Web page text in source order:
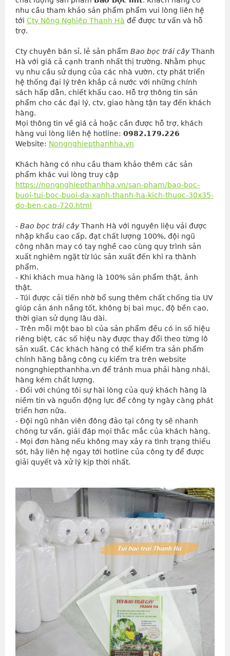
nhu cầu tham khảo sản phẩm phẩm vui lòng liên hệ
tới Cty Nông Nghiệp Thanh Hà để được tư vấn và hỗ
trợ.
Cty chuyên bán sỉ, lẻ sản phẩm Bao bọc trái cây Thanh
Hà với giá cả cạnh tranh nhất thị trường. Nhằm phục
vụ nhu cầu sử dụng của các nhà vườn, cty phát triển
hệ thống đại lý trên khắp cả nước với những chính
sách hấp dẫn, chiết khấu cao. Hỗ trợ thông tin sản
phẩm cho các đại lý, ctv, giao hàng tận tay đến khách
hàng.
Mọi thông tin về giá cả hoặc cần được hỗ trợ, khách
hàng vui lòng liên hệ hotline: 0982.179.226
Website: Nongnghiepthanhha.vn
Khách hàng có nhu cầu tham khảo thêm các sản
phẩm khác vui lòng truy cập
https://nongnghiepthanhha.vn/san-pham/bao-boc-
buoi-tui-boc-buoi-da-xanh-thanh-ha-kich-thuoc-30x35-
do-ben-cao-720.html
- Bao bọc trái cây Thanh Hà với nguyên liệu vải được
nhập khẩu cao cấp, đạt chất lượng 100%, đội ngũ
công nhân may có tay nghề cao cùng quy trình sản
xuất nghiêm ngặt từ lúc sản xuất đến khi ra thành
phẩm.
- Khi khách mua hàng là 100% sản phẩm thật, ảnh
thật.
- Túi được cải tiến nhờ bổ sung thêm chất chống tia UV
giúp cản ánh nắng tốt, không bị bai mục, độ bền cao,
thời gian sử dụng lâu dài.
- Trên mỗi một bao bì của sản phẩm đều có in số hiệu
riêng biệt, các số hiệu này được thay đổi theo từng lô
sản xuất. Các khách hàng có thể kiểm tra sản phẩm
chính hãng bằng công cụ kiểm tra trên website
nongnghiepthanhha.vn để tránh mua phải hàng nhái,
hàng kém chất lượng.
- Đối với chúng tôi sự hài lòng của quý khách hàng là
niềm tin và nguồn động lực để công ty ngày càng phát
triển hơn nữa.
- Đội ngũ nhân viên đông đảo tại công ty sẽ nhanh
chóng tư vấn, giải đáp mọi thắc mắc của khách hàng.
- Mọi đơn hàng nếu không may xảy ra tình trạng thiếu
sót, hãy liên hệ ngay tới hotline của công ty để được
giải quyết và xử lý kịp thời nhất.